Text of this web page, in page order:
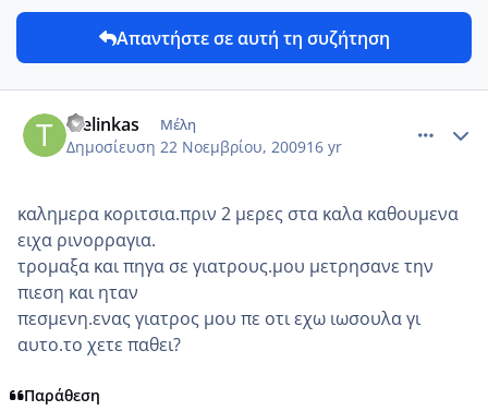
Απαντήστε σε αυτή τη συζήτηση
tselinkas Μέλη
Δημοσίευση 22 Νοεμβρίου, 200916 yr
καλημερα κοριτσια.πριν 2 μερες στα καλα καθουμενα
ειχα ρινορραγια.
τρομαξα και πηγα σε γιατρους.μου μετρησανε την
πιεση και ηταν
πεσμενη.ενας γιατρος μου πε οτι εχω ιωσουλα γι
αυτο.το χετε παθει?
Παράθεση